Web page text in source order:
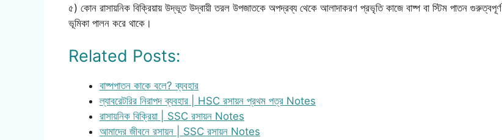
৫) কোন রাসায়নিক বিক্রিয়ায় উদ্ভূত উদ্বায়ী তরল উপজাতকে অপদ্রব্য থেকে আলাদাকরণ প্রভৃতি কাজে বাষ্প বা স্টিম পাতন গুরুত্বপূর্ণ
ভূমিকা পালন করে থাকে।
Related Posts:
বাষ্পপাতন কাকে বলে? ব্যবহার
ল্যাবরেটরির নিরাপদ ব্যবহার | HSC রসায়ন প্রথম পত্র Notes
রাসায়নিক বিক্রিয়া | SSC রসায়ন Notes
আমাদের জীবনে রসায়ন | SSC রসায়ন Notes